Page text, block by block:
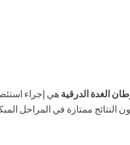
الغدة الدرقيةهي إجراء
النتائج ممتازة في المراحل